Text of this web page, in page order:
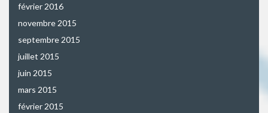
février 2016
novembre 2015
septembre 2015
juillet 2015
juin 2015
mars 2015
février 2015